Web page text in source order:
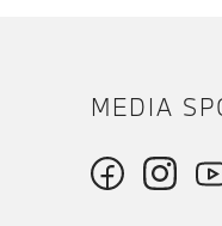
MEDIA